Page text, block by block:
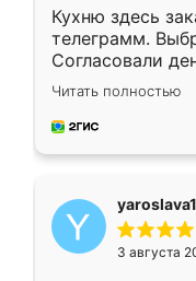
Кухню здесь
телеграмм.
Согласовали
недели кухня
довольны
мебель за
Читать полностью
3 августа